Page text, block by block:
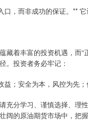
口，而非成功的保证。**
藏着丰富的投资机遇，而
。投资者务必牢记：
益；安全为本，风控为先
充分学习、谨慎选择、理
阔的原油期货市场中，把